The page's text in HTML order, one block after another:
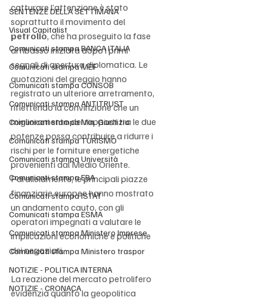
SENTENZE DELLA SETTIMANA
Visual Capitalist
Comunicati stampa BANCA ITALIA
Comunicati stampa MEF
Comunicati stampa CONSOB
Comunicati stampa ANTITRUST
Comunicati stampa Min. Giustizia
Comunicati stampa TURISMO
Comunicati stampa Università
Comunicati stampa EBA
Comunicati stampa ISTAT
Comunicati stampa ESMA
Comunicati stampa Ministero Imprese
Comunicati stampa Ministero traspor
NOTIZIE - POLITICA INTERNA
NOTIZIE - CRONACA
catturare l’attenzione è stato
soprattutto il movimento del
petrolio, che ha proseguito la fase
di ribasso iniziata dopo i primi
segnali di apertura diplomatica. Le
quotazioni del greggio hanno
registrato un ulteriore arretramento,
riflettendo la convinzione che un
miglioramento dei rapporti tra le due
potenze possa contribuire a ridurre i
rischi per le forniture energetiche
provenienti dal Medio Oriente.
Parallelamente, le principali piazze
finanziarie europee hanno mostrato
un andamento cauto, con gli
operatori impegnati a valutare le
implicazioni economiche e politiche
dei negoziati.
La reazione del mercato petrolifero
evidenzia quanto la geopolitica